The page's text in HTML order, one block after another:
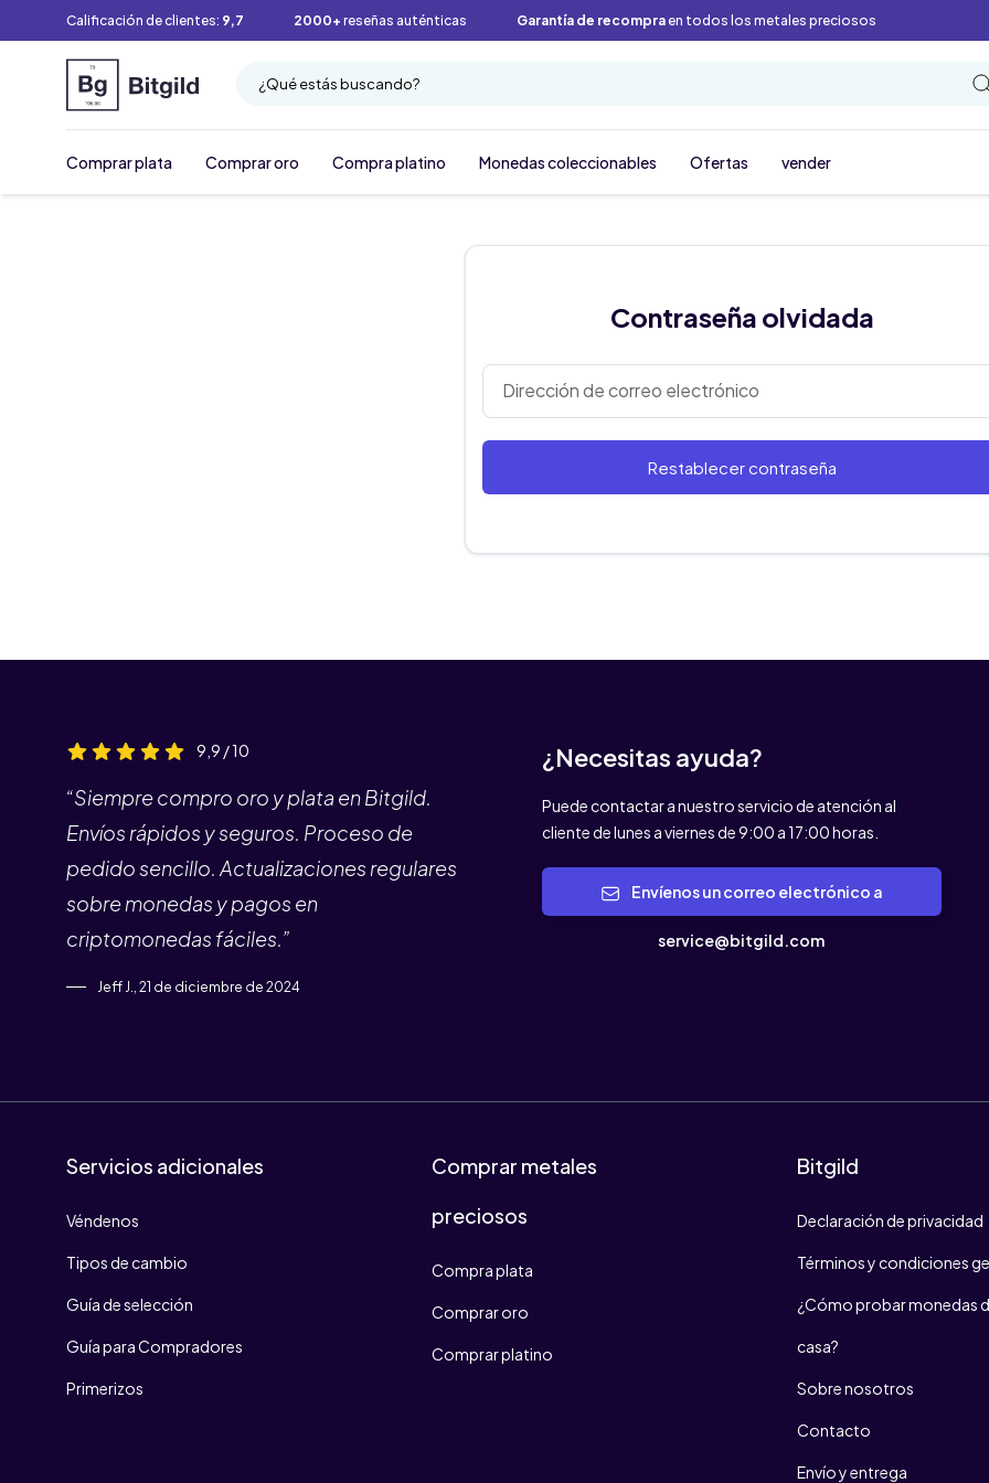
Calificación de clientes: 9,7 2000+ reseñas auténticas Garantía de recompraen todos los metales preciosos
¿Qué estás buscando?
Comprar plata Comprar oro Compra platino Monedas coleccionables Ofertas vender
Contraseña olvidada
Dirección de correo electrónico
Restablecer contraseña
9,9 / 10
“Siempre compro oro y plata en Bitgild.
Envíos rápidos y seguros. Proceso de
pedido sencillo. Actualizaciones regulares
sobre monedas y pagos en
criptomonedas fáciles.”
Jeff J., 21 de diciembre de 2024
¿Necesitas ayuda?
Puede contactar a nuestro servicio de atención al
cliente de lunes a viernes de 9:00 a 17:00 horas.
service@bitgild.com
Servicios adicionales
Véndenos
Tipos de cambio
Guía de selección
Guía para Compradores
Primerizos
Comprar metales
preciosos
Compra plata
Comprar oro
Comprar platino
Bitgild
Declaración de privacidad
Términos y condiciones
¿Cómo probar monedas
casa?
Sobre nosotros
Contacto
Envío y entrega